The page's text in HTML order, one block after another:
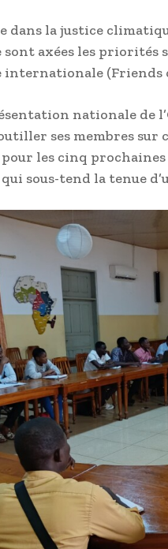
dans la justice
axées les priorités
internationale
nationale de
ses membres sur
les cinq prochaines
qui sous-tend la tenue